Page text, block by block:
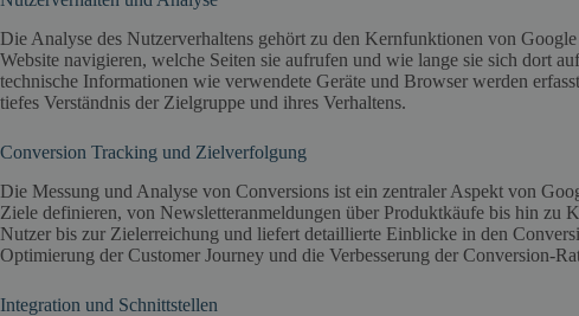
Die Analyse des Nutzerverhaltens gehört zu den Kernfunktionen von
Website navigieren, welche Seiten sie aufrufen und wie lange sie sich dort
technische Informationen wie verwendete Geräte und Browser werden
tiefes Verständnis der Zielgruppe und ihres Verhaltens.
Conversion Tracking und Zielverfolgung
Die Messung und Analyse von Conversions ist ein zentraler Aspekt von
Ziele definieren, von Newsletteranmeldungen über Produktkäufe bis hin zu
Nutzer bis zur Zielerreichung und liefert detaillierte Einblicke in den
Optimierung der Customer Journey und die Verbesserung der Conversion-
Integration und Schnittstellen